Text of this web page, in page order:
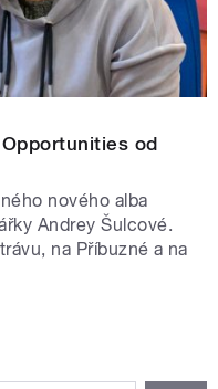
od
nového alba
Andrey Šulcové.
na Příbuzné a na